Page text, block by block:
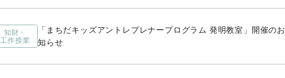
知財・
工作授業
「まちだキッズアントレプレナープログラム 発明教室」開催のお
知らせ